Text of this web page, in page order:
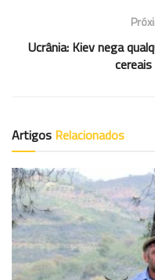
Ucrânia: Kiev nega
Artigos Relacionados